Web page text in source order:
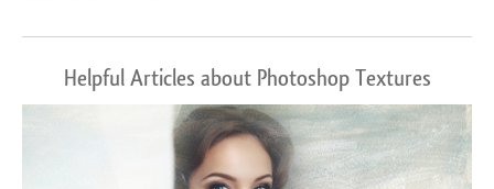
Helpful Articles about Photoshop Textures